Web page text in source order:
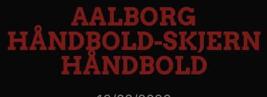
AALBORG
HÅNDBOLD-SKJERN
HÅNDBOLD